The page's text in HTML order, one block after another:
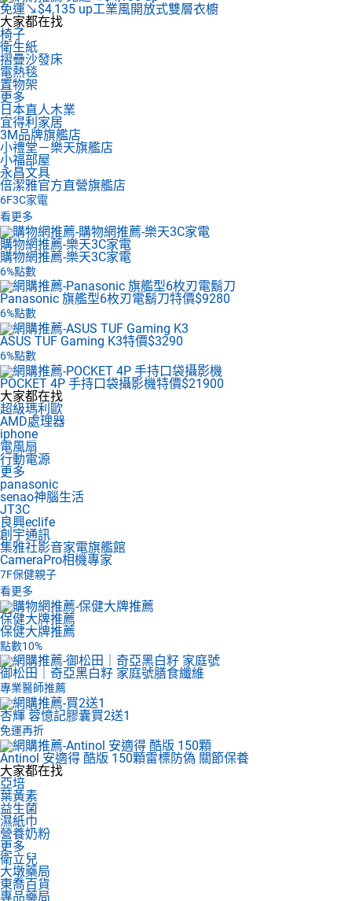
免運↘$4,135 up工業風開放式雙層衣櫥
大家都在找
椅子
衛生紙
摺疊沙發床
電熱毯
置物架
更多
日本直人木業
宜得利家居
3M品牌旗艦店
小禮堂－樂天旗艦店
小福部屋
永昌文具
倍潔雅官方直營旗艦店
6F3C家電
看更多
購物網推薦-樂天3C家電
購物網推薦-樂天3C家電
6%點數
Panasonic 旗艦型6枚刃電鬍刀特價$9280
6%點數
ASUS TUF Gaming K3特價$3290
6%點數
POCKET 4P 手持口袋攝影機特價$21900
大家都在找
超級瑪利歐
AMD處理器
iphone
電風扇
行動電源
更多
panasonic
senao神腦生活
JT3C
良興eclife
創宇通訊
集雅社影音家電旗艦館
CameraPro相機專家
7F保健親子
看更多
保健大牌推薦
保健大牌推薦
點數10%
御松田｜奇亞黑白籽 家庭號膳食纖維
專業醫師推薦
杏輝 蓉憶記膠囊買2送1
免運再折
Antinol 安適得 酷版 150顆雷標防偽 關節保養
大家都在找
亞培
葉黃素
益生菌
濕紙巾
營養奶粉
更多
衛立兒
大墩藥局
東喬百貨
專品藥局